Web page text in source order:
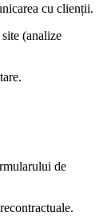
cu clienții.
(analize
de